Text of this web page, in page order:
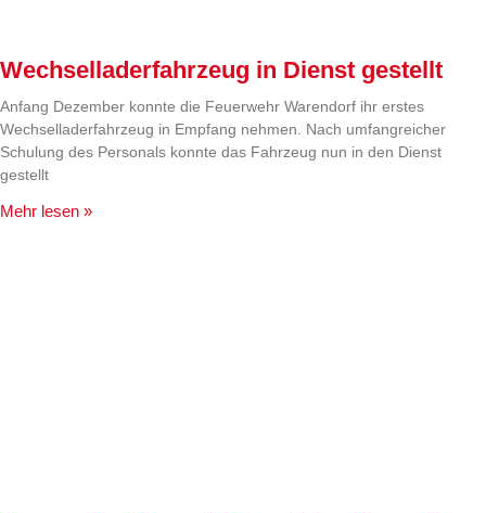
Wechselladerfahrzeug in Dienst gestellt
Anfang Dezember konnte die Feuerwehr Warendorf ihr erstes
Wechselladerfahrzeug in Empfang nehmen. Nach umfangreicher
Schulung des Personals konnte das Fahrzeug nun in den Dienst
gestellt
Mehr lesen »